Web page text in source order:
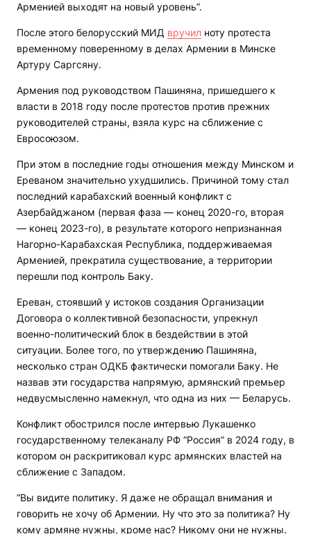
Арменией выходят на новый уровень”.
После этого белорусский МИД вручил ноту протеста
временному поверенному в делах Армении в Минске
Артуру Саргсяну.
Армения под руководством Пашиняна, пришедшего к
власти в 2018 году после протестов против прежних
руководителей страны, взяла курс на сближение с
Евросоюзом.
При этом в последние годы отношения между Минском и
Ереваном значительно ухудшились. Причиной тому стал
последний карабахский военный конфликт с
Азербайджаном (первая фаза — конец 2020-го, вторая
— конец 2023-го), в результате которого непризнанная
Нагорно-Карабахская Республика, поддерживаемая
Арменией, прекратила существование, а территории
перешли под контроль Баку.
Ереван, стоявший у истоков создания Организации
Договора о коллективной безопасности, упрекнул
военно-политический блок в бездействии в этой
ситуации. Более того, по утверждению Пашиняна,
несколько стран ОДКБ фактически помогали Баку. Не
назвав эти государства напрямую, армянский премьер
недвусмысленно намекнул, что одна из них — Беларусь.
Конфликт обострился после интервью Лукашенко
государственному телеканалу РФ “Россия” в 2024 году, в
котором он раскритиковал курс армянских властей на
сближение с Западом.
“Вы видите политику. Я даже не обращал внимания и
говорить не хочу об Армении. Ну что это за политика? Ну
кому армяне нужны, кроме нас? Никому они не нужны.